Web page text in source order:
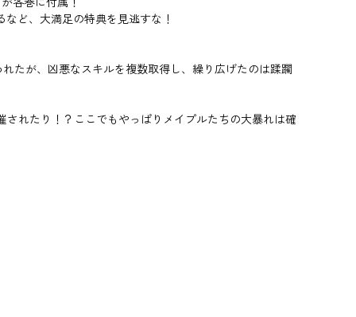
ど、大満足の特典を見逃すな！
たが、凶悪なスキルを複数取得し、繰り広げたのは蹂躙
れたり！？ここでもやっぱりメイプルたちの大暴れは確